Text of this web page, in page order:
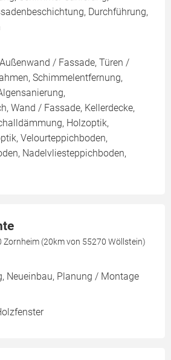
Durchführung,
/ Fassade, Türen /
Schimmelentfernung,
Wand / Fassade, Kellerdecke,
Holzoptik,
Velourteppichboden,
Nadelvliesteppichboden,
Zornheim (20km von 55270 Wöllstein)
Neueinbau, Planung / Montage